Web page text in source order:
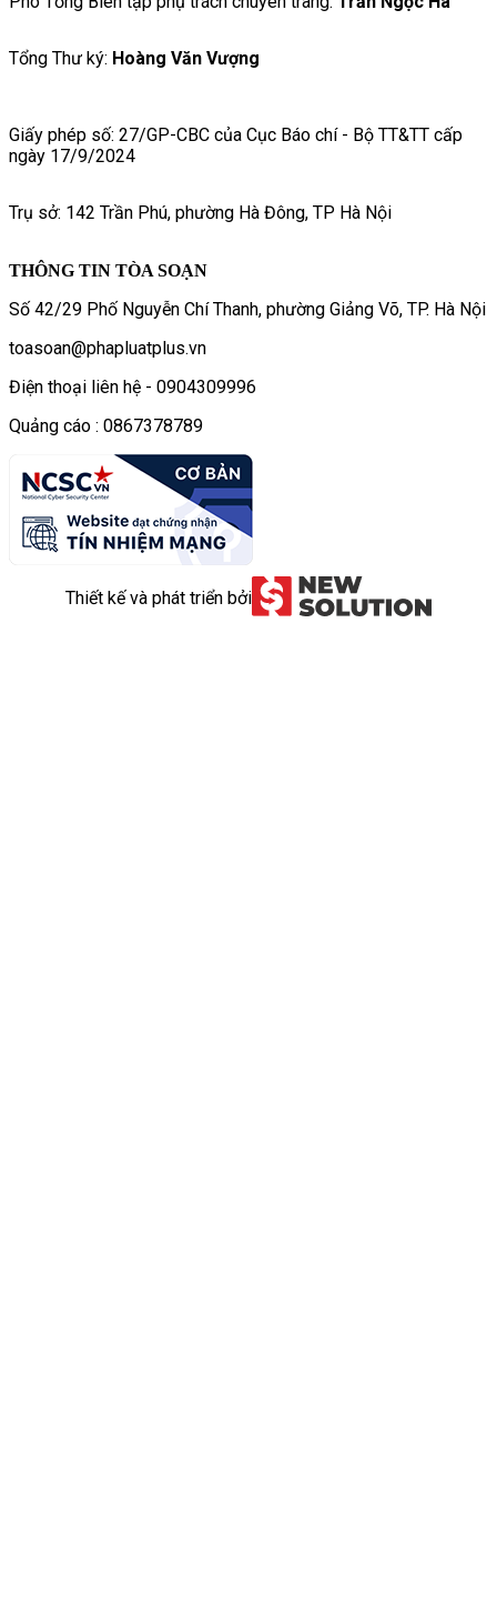
Tổng Thư ký: Hoàng Văn Vượng
Giấy phép số: 27/GP-CBC của Cục Báo chí - Bộ TT&TT cấp
ngày 17/9/2024
Trụ sở: 142 Trần Phú, phường Hà Đông, TP Hà Nội
THÔNG TIN TÒA SOẠN
Số 42/29 Phố Nguyễn Chí Thanh, phường Giảng Võ, TP. Hà Nội
toasoan@phapluatplus.vn
Điện thoại liên hệ - 0904309996
Quảng cáo : 0867378789
Thiết kế và phát triển bởi